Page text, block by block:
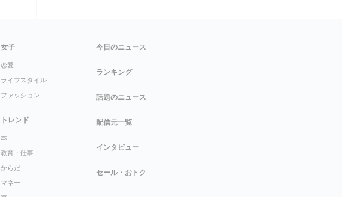
女子
恋愛
ライフスタイル
ファッション
トレンド
本
教育・仕事
からだ
マネー
今日のニュース
ランキング
話題のニュース
配信元一覧
インタビュー
セール・おトク